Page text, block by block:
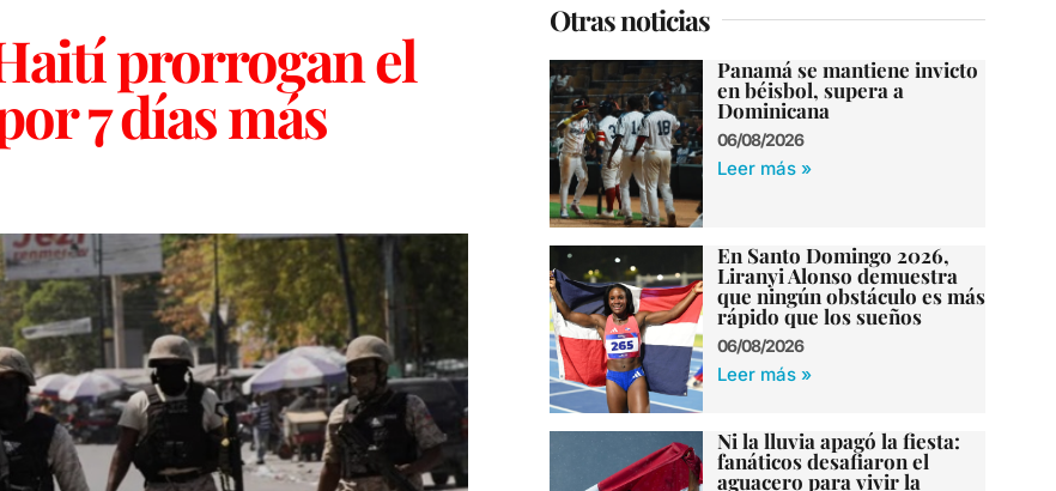
prorrogan el
7 días más
Otras noticias
Panamá se mantiene invicto
en béisbol, supera a
Dominicana
06/08/2026
Leer más »
En Santo Domingo 2026,
Liranyi Alonso demuestra
que ningún obstáculo es más
rápido que los sueños
06/08/2026
Leer más »
Ni la lluvia apagó la fiesta:
fanáticos desafiaron el
aguacero para vivir la